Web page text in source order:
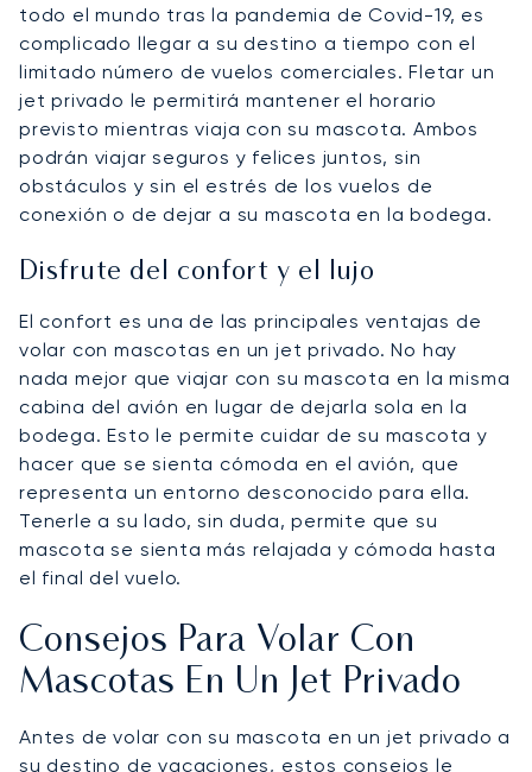
todo el mundo tras la pandemia de Covid-19, es
complicado llegar a su destino a tiempo con el
limitado número de vuelos comerciales. Fletar un
jet privado le permitirá mantener el horario
previsto mientras viaja con su mascota. Ambos
podrán viajar seguros y felices juntos, sin
obstáculos y sin el estrés de los vuelos de
conexión o de dejar a su mascota en la bodega.
Disfrute del confort y el lujo
El confort es una de las principales ventajas de
volar con mascotas en un jet privado. No hay
nada mejor que viajar con su mascota en la misma
cabina del avión en lugar de dejarla sola en la
bodega. Esto le permite cuidar de su mascota y
hacer que se sienta cómoda en el avión, que
representa un entorno desconocido para ella.
Tenerle a su lado, sin duda, permite que su
mascota se sienta más relajada y cómoda hasta
el final del vuelo.
Consejos Para Volar Con
Mascotas En Un Jet Privado
Antes de volar con su mascota en un jet privado a
su destino de vacaciones, estos consejos le